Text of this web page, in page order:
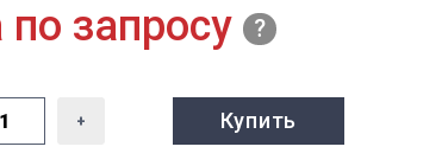
по запросу
+ Купить